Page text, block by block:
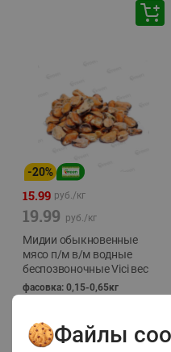
-20%
15.99 руб./кг
19.99 руб./кг
Мидии обыкновенные
мясо п/м в/м водные
беспозвоночные Vici вес
фасовка: 0,15-0,65кг
Файлы